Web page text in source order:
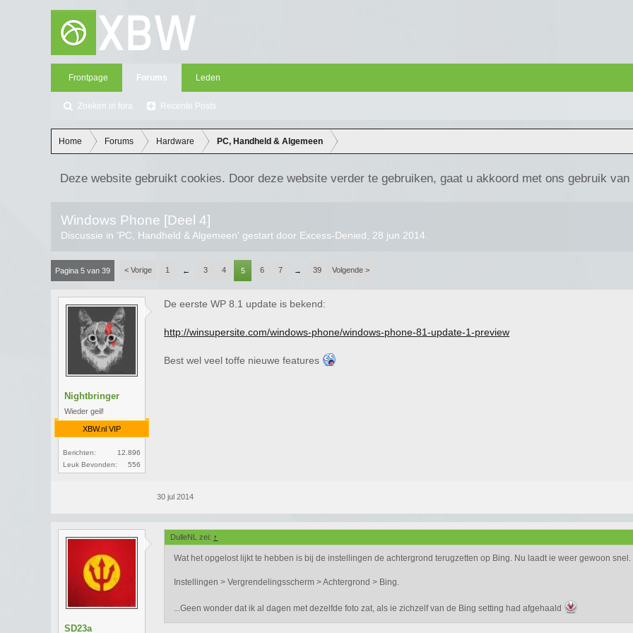
Frontpage Forums
Zoeken in fora Recente Posts
Leden
Home Forums Hardware PC, Handheld & Algemeen
Deze website gebruikt cookies. Door deze website verder te gebruiken, gaat u akkoord met ons gebruik
Windows Phone [Deel 4]
Discussie in 'PC, Handheld & Algemeen' gestart door Excess-Denied 28 jun 2014
Pagina 5 van 39 < Vorige 1 ← 3 4 5 6 7 → 39 Volgende >
Nightbringer
Wieder geil!
XBW.nl VIP
Berichten:
12.896
Leuk Bevonden:
556
De eerste WP 8.1 update is bekend:
http://winsupersite.com/windows-phone/windows-phone-81-update-1-preview
Best wel veel toffe nieuwe features
30 jul 2014
SD23a
DulleNL zei: ↑
Wat het opgelost lijkt te hebben is bij de instellingen de achtergrond terugzetten op Bing. Nu laadt ie weer gewoon snel.
Instellingen > Vergrendelingsscherm > Achtergrond > Bing.
...Geen wonder dat ik al dagen met dezelfde foto zat, als ie zichzelf van de Bing setting had afgehaald